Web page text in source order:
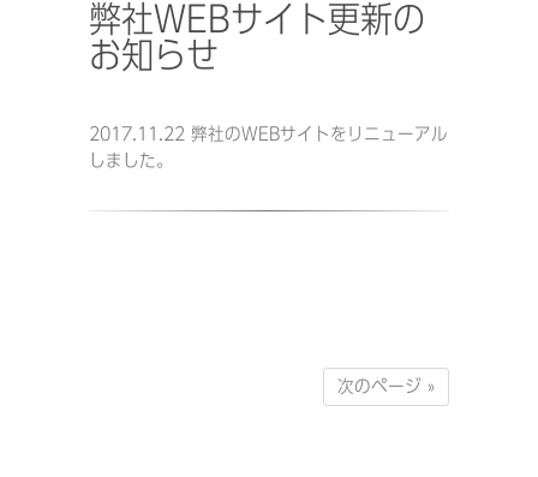
弊社WEBサイト更新の
お知らせ
2017.11.22 弊社のWEBサイトをリニューアル
しました。
次のページ »